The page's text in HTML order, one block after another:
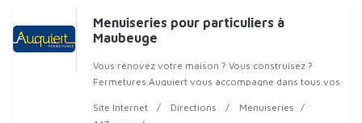
Menuiseries pour particuliers à
Maubeuge
Vous rénovez votre maison ? Vous construisez ?
Fermetures Auquiert vous accompagne dans tous vos
équipons les particuliers avec
Site Internet Directions
Menuiseries